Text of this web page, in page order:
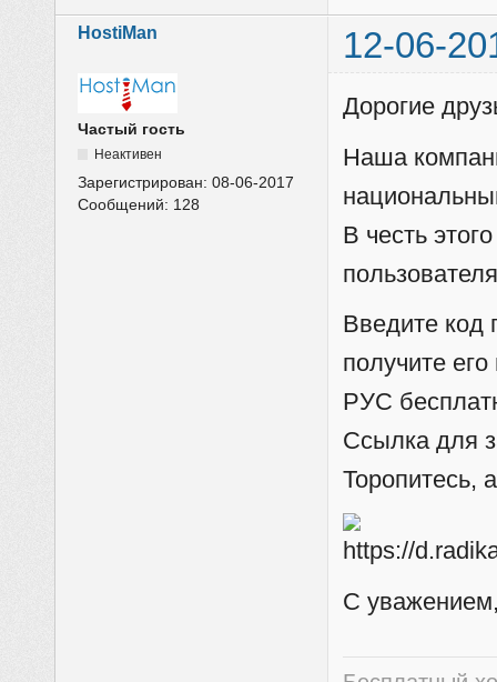
HostiMan 12-06-
Частый гость
Неактивен
Зарегистрирован:08-06-2017
Сообщений: 128
Дорогие
Наша
В честь
Введите код
получите
РУС
Ссылка для
Торопитесь,
С